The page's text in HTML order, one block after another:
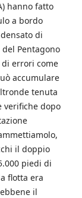
hanno fatto
a bordo
di
Pentagono
errori come
accumulare
tenuta
verifiche dopo
il doppio
piedi di
flotta era
il